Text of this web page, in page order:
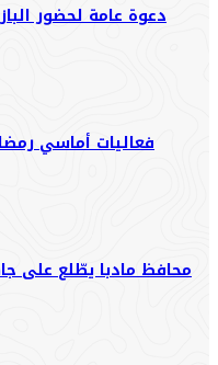
دعوة عامة لحضور
فعاليات أماسي
محافظ مادبا يطّلع على